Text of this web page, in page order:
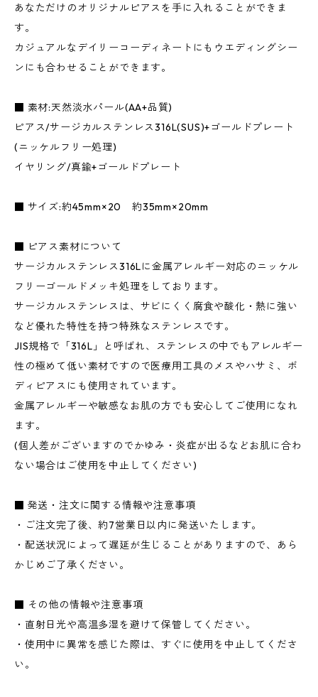
あなただけのオリジナルピアスを手に入れることができま
す。
カジュアルなデイリーコーディネートにもウエディングシー
ンにも合わせることができます。
■ 素材:天然淡水パール(AA+品質)
ピアス/サージカルステンレス316L(SUS)+ゴールドプレート
(ニッケルフリー処理)
イヤリング/真鍮+ゴールドプレート
■ サイズ:約45mm×20 約35mm×20mm
■ ピアス素材について
サージカルステンレス316Lに金属アレルギー対応のニッケル
フリーゴールドメッキ処理をしております。
サージカルステンレスは、サビにくく腐食や酸化・熱に強い
など優れた特性を持つ特殊なステンレスです。
JIS規格で「316L」と呼ばれ、ステンレスの中でもアレルギー
性の極めて低い素材ですので医療用工具のメスやハサミ、ボ
ディピアスにも使用されています。
金属アレルギーや敏感なお肌の方でも安心してご使用になれ
ます。
(個人差がございますのでかゆみ・炎症が出るなどお肌に合わ
ない場合はご使用を中止してください)
■ 発送・注文に関する情報や注意事項
・ご注文完了後、約7営業日以内に発送いたします。
・配送状況によって遅延が生じることがありますので、あら
かじめご了承ください。
■ その他の情報や注意事項
・直射日光や高温多湿を避けて保管してください。
・使用中に異常を感じた際は、すぐに使用を中止してくださ
い。